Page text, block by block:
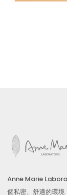
Anne Marie
個私密、舒適的環